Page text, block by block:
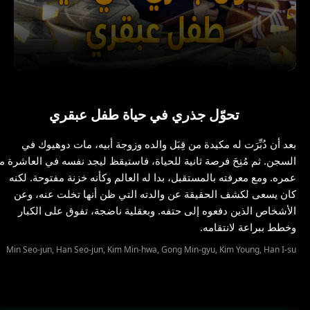
تحوّل جذري في حياة طفل عبقري
بعد أن دُبِّرَت له مكيدة من قِبَل والده وزوجة أبيه، مات دوهيوك في
السجن. ثم مُنِحَ فرصة ثانية للحياة، فاستيقظ ليجد نفسه في العاشرة
عمره. ومع معرفته بالمستقبل، بدا له العالم وكأنه خزنة مفتوحة. لكنه
كان يسعى لكشف الحقيقة عن والدته التي ظن أنها تخلت عنه، وعن
الأشخاص الذين دفعوه إلى حتفه. وبعقلية ناضجة، تفوق على الكبار
وخطط ببراعة لانتقامه.
Min Seo-jun, Han Seo-jun, Kim Min-hwa, Gong Min-gyu, Kim Young, Han I-su